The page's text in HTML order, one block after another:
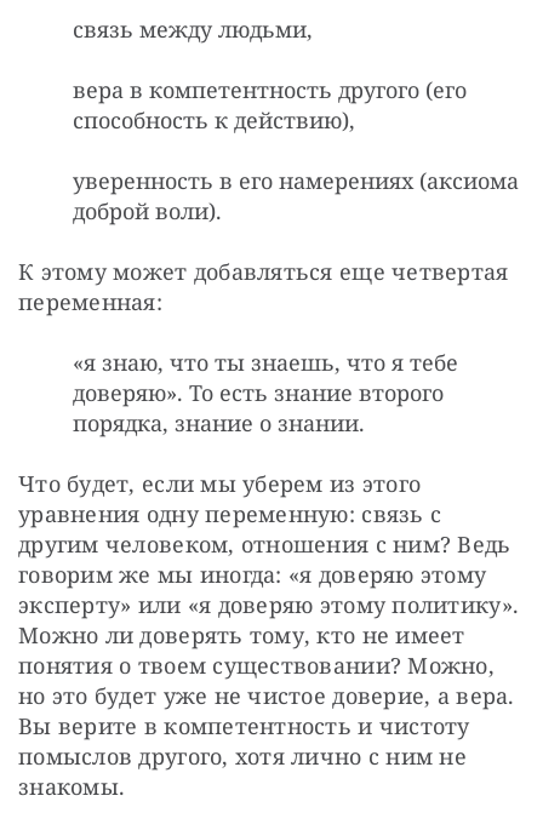
связь между людьми,
вера в компетентность другого (его
способность к действию),
уверенность в его намерениях (аксиома
доброй воли).
К этому может добавляться еще четвертая
переменная:
«я знаю, что ты знаешь, что я тебе
доверяю». То есть знание второго
порядка, знание о знании.
Что будет, если мы уберем из этого
уравнения одну переменную: связь с
другим человеком, отношения с ним? Ведь
говорим же мы иногда: «я доверяю этому
эксперту» или «я доверяю этому политику».
Можно ли доверять тому, кто не имеет
понятия о твоем существовании? Можно,
но это будет уже не чистое доверие, а вера.
Вы верите в компетентность и чистоту
помыслов другого, хотя лично с ним не
знакомы.